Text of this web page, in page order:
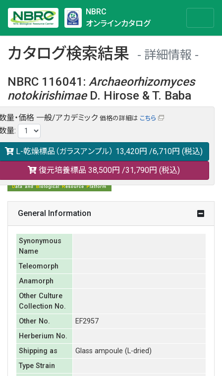
NBRC
オンラインカタログ
カタログ検索結果
詳細情報
NBRC 116041 : Archaeorhizomyces
notokirishimaeD. Hirose & T. Baba
NBRC 116041の情報や関連データは以下のバナー(DBRP)か
らご覧ください。
日本語での検索も可能です。
量・価格 一般/アカデミック 価格の詳細は こちら
量:
L-乾燥標品（ガラスアンプル） 13,420円 /6,710円 (税込)
復元培養標品 38,500円 /31,790円 (税込)
General Information
Synonymous
Name
Teleomorph
Anamorph
Other Culture
Collection No.
Other No.
EF2957
Herberium No.
Shipping as
Glass ampoule (L-dried)
Type Strain